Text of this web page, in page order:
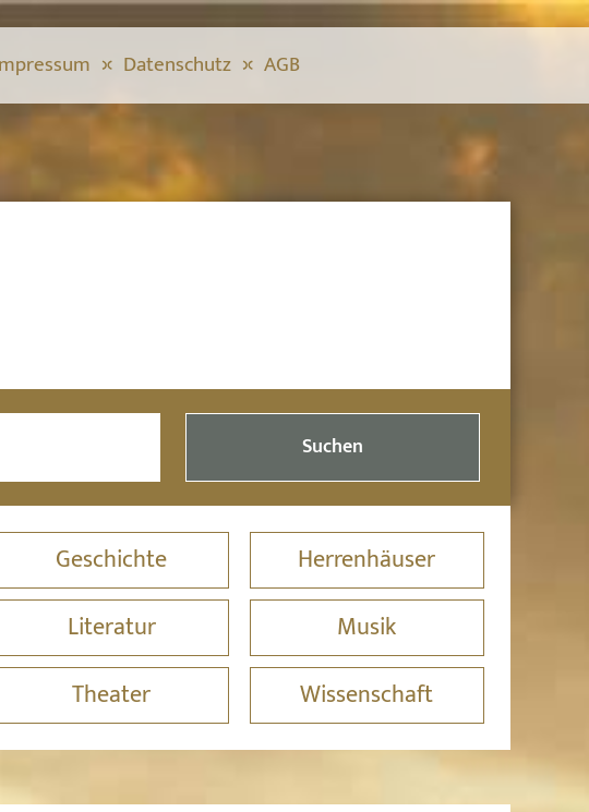
Datenschutz AGB
Suchen
Geschichte
Herrenhäuser
Literatur
Musik
Theater Wissenschaft